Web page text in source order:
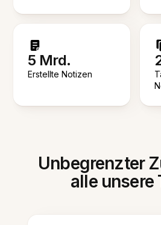
5 Mrd.
Erstellte Notizen
Unbegrenzter
alle unsere